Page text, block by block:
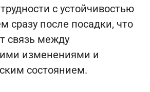
с устойчивостью
сразу после посадки, что
связь между
изменениями и
состоянием.